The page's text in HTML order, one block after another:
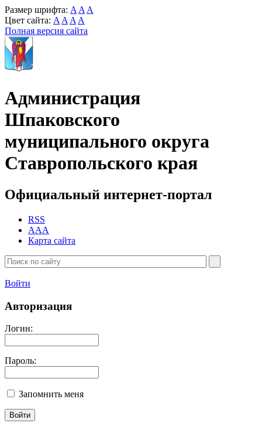
Размер шрифта: A A A
Цвет сайта: A A A A
Полная версия сайта
Администрация
Шпаковского
муниципального округа
Ставропольского края
Официальный интернет-портал
RSS
AAA
Карта сайта
Войти
Авторизация
Логин:
Пароль:
Запомнить меня